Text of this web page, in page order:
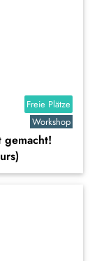
Freie Plätze
Workshop